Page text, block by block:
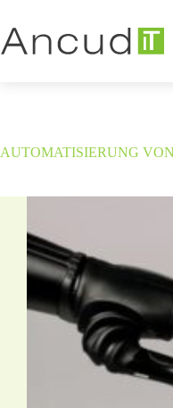
springen
AUTOMATISIERUNG